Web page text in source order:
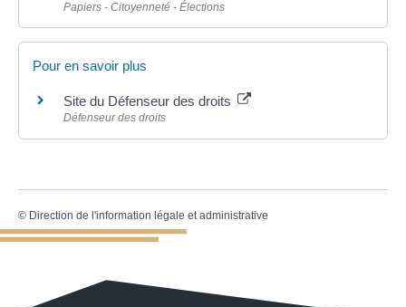
Papiers - Citoyenneté - Élections
Pour en savoir plus
Site du Défenseur des droits
Défenseur des droits
© Direction de l'information légale et administrative